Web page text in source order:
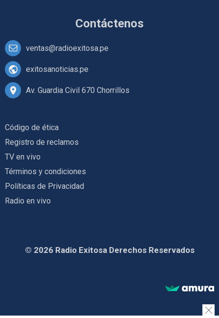
Contáctenos
ventas@radioexitosa.pe
exitosanoticias.pe
Av. Guardia Civil 670 Chorrillos
Código de ética
Registro de reclamos
TV en vivo
Términos y condiciones
Políticas de Privacidad
Radio en vivo
© 2026 Radio Exitosa Derechos Reservados